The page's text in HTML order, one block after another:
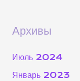
Архивы
Июль 2024
Январь 2023